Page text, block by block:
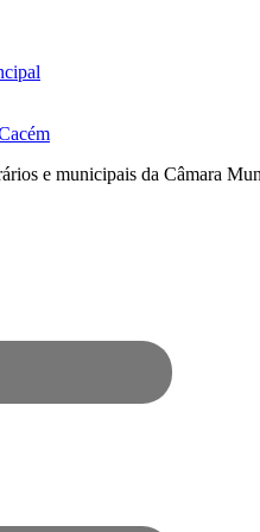
e municipais da Câmara